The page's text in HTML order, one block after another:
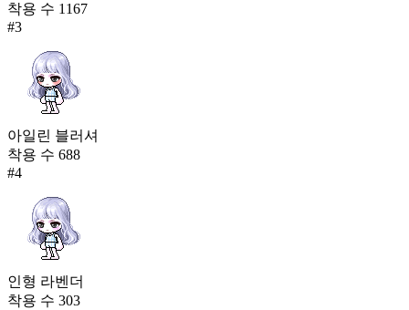
착용 수 1167
#3
아일린 블러셔
착용 수 688
#4
인형 라벤더
착용 수 303